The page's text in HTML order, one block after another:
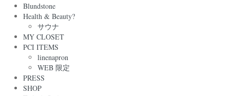
Blundstone
Health & Beauty?
サウナ
MY CLOSET
PCI ITEMS
linenapron
WEB 限定
PRESS
SHOP